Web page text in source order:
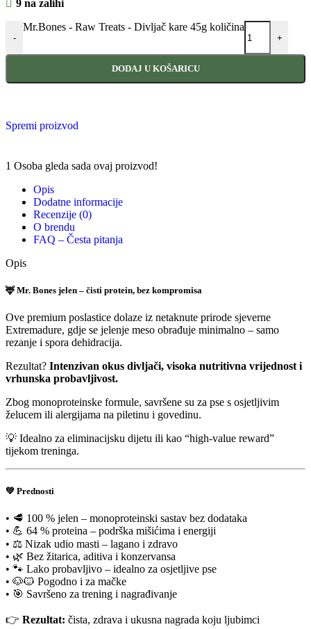
9 na zalihi
-
Mr.Bones - Raw Treats - Divljač kare 45g količina
+
DODAJ U KOŠARICU
Spremi proizvod
1 Osoba gleda sada ovaj proizvod!
Opis
Dodatne informacije
Recenzije (0)
O brendu
FAQ – Česta pitanja
Opis
🦌 Mr. Bones jelen – čisti protein, bez kompromisa
Ove premium poslastice dolaze iz netaknute prirode sjeverne
Extremadure, gdje se jelenje meso obrađuje minimalno – samo
rezanje i spora dehidracija.
Rezultat? Intenzivan okus divljači, visoka nutritivna vrijednost i
vrhunska probavljivost.
Zbog monoproteinske formule, savršene su za pse s osjetljivim
želucem ili alergijama na piletinu i govedinu.
💡 Idealno za eliminacijsku dijetu ili kao “high-value reward”
tijekom treninga.
💚 Prednosti
• 🥩 100 % jelen – monoproteinski sastav bez dodataka
• 💪 64 % proteina – podrška mišićima i energiji
• ⚖️ Nizak udio masti – lagano i zdravo
• 🌿 Bez žitarica, aditiva i konzervansa
• 🐾 Lako probavljivo – idealno za osjetljive pse
• 🐶🐱 Pogodno i za mačke
• 🎯 Savršeno za trening i nagrađivanje
👉 Rezultat: čista, zdrava i ukusna nagrada koju ljubimci